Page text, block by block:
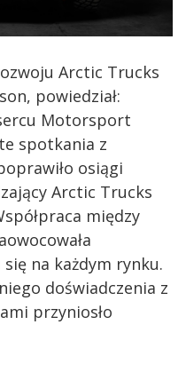
Arctic Trucks
powiedział:
Motorsport
spotkania z
osiągi
Arctic Trucks
między
na każdym rynku.
doświadczenia z
przyniosło